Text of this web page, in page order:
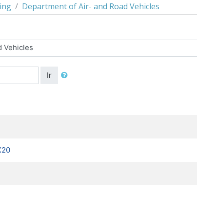
Department of Air- and Road Vehicles
Ir